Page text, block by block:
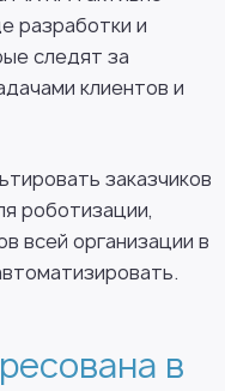
разработки и
следят за
клиентов и
заказчиков
роботизации,
всей организации в
в